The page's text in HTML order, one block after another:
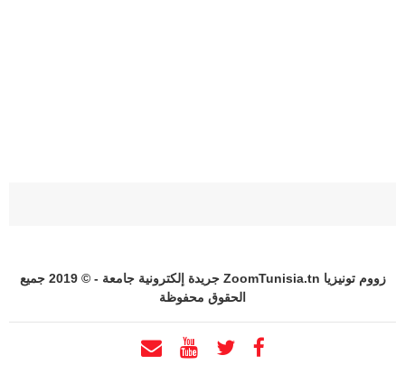
زووم تونيزيا ZoomTunisia.tn جريدة إلكترونية جامعة - © 2019 جميع
الحقوق محفوظة